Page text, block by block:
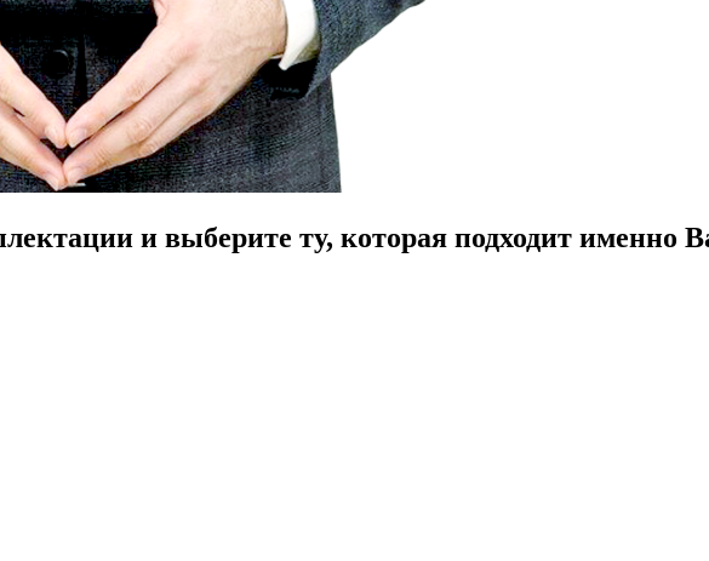
и выберите ту, которая подходит именно